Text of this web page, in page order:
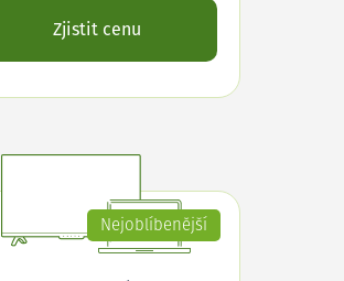
Zjistit cenu
Nejoblíbenější